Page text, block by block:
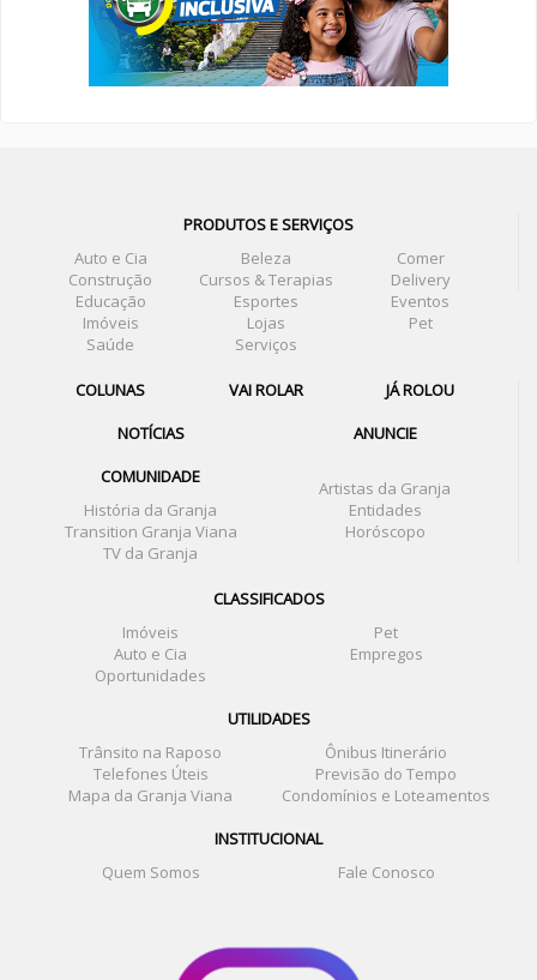
PRODUTOS E SERVIÇOS
Auto e Cia
Beleza
Comer
Construção
Cursos & Terapias
Delivery
Educação
Esportes
Eventos
Imóveis
Lojas
Pet
Saúde
Serviços
COLUNAS VAI ROLAR
JÁ ROLOU
NOTÍCIAS
ANUNCIE
COMUNIDADE
Artistas da Granja
História da Granja
Entidades
Transition Granja Viana
Horóscopo
TV da Granja
CLASSIFICADOS
Imóveis
Pet
Auto e Cia
Empregos
Oportunidades
UTILIDADES
Trânsito na Raposo
Ônibus Itinerário
Telefones Úteis
Previsão do Tempo
Mapa da Granja Viana
Condomínios e Loteamentos
INSTITUCIONAL
Quem Somos
Fale Conosco